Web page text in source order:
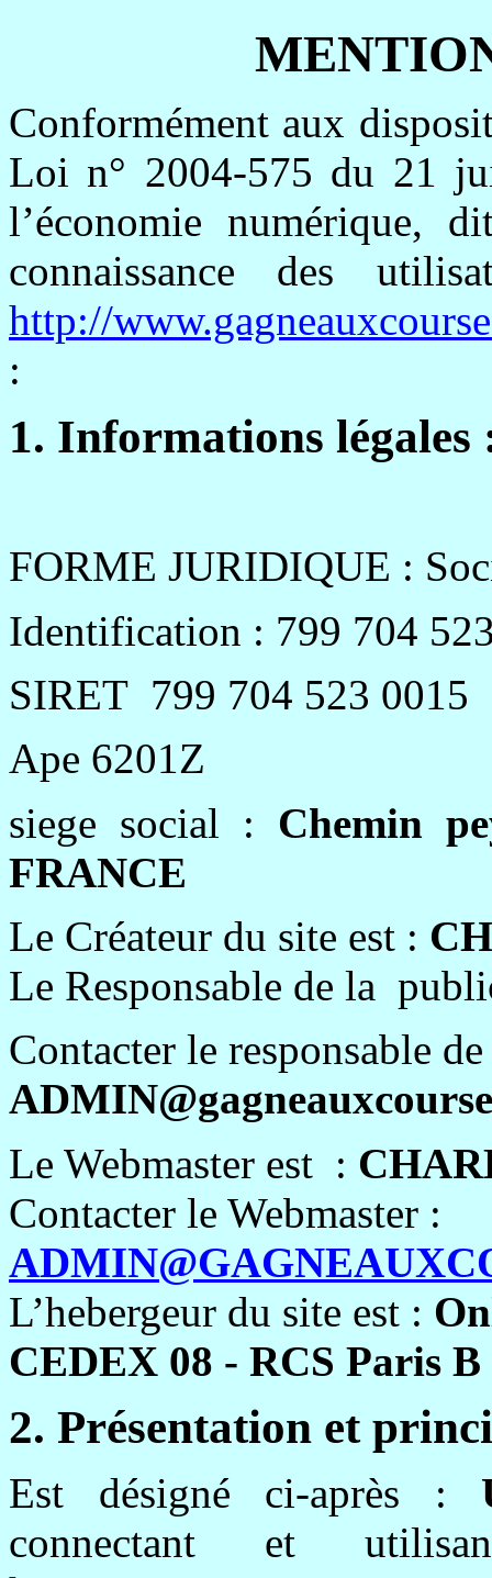
Conformément aux
Loi n° 2004-575 du 21
l’économie numérique,
connaissance des
http://
:
1. Informations légales
FORME JURIDIQUE :
Identification : 799 704
SIRET 799 704 523 0015
Ape 6201Z
siege social : Chemin
FRANCE
Le Créateur du site est :
Le Responsable de la
Contacter le responsable
Le Webmaster est :
Contacter le Webmaster :
L’hebergeur du site est :
CEDEX 08 - RCS Paris B
2. Présentation et
Est désigné ci-après :
connectant et